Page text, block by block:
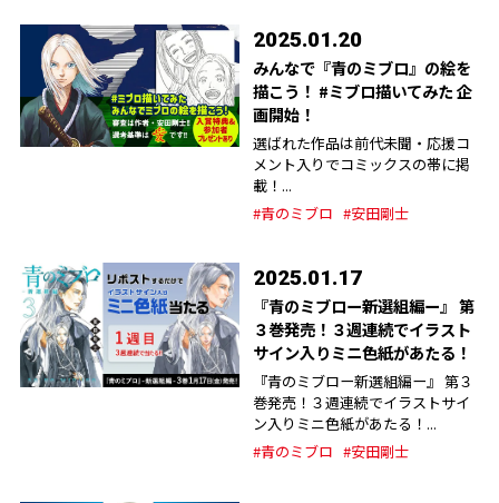
2025.01.20
みんなで『青のミブロ』の絵を
描こう！ #ミブロ描いてみた 企
画開始！
選ばれた作品は前代未聞・応援コ
メント入りでコミックスの帯に掲
載！...
#青のミブロ #安田剛士
2025.01.17
『青のミブロー新選組編ー』 第
３巻発売！３週連続でイラスト
サイン入りミニ色紙があたる！
『青のミブロー新選組編ー』 第３
巻発売！３週連続でイラストサイ
ン入りミニ色紙があたる！...
#青のミブロ #安田剛士